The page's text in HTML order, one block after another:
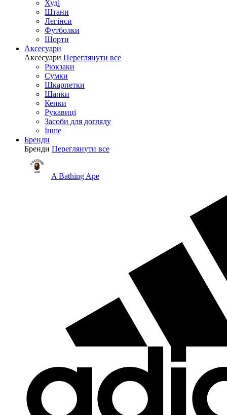
Худі
Штани
Легінси
Футболки
Шорти
Аксесуари
Аксесуари Переглянути все
Рюкзаки
Сумки
Шкарпетки
Шапки
Кепки
Рукавиці
Засоби для догляду
Інше
Бренди
Бренди Переглянути все
A Bathing Ape